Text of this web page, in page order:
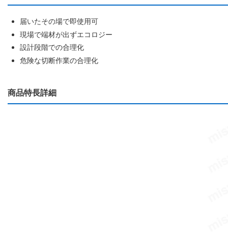
届いたその場で即使用可
現場で端材が出ずエコロジー
設計段階での合理化
危険な切断作業の合理化
商品特長詳細